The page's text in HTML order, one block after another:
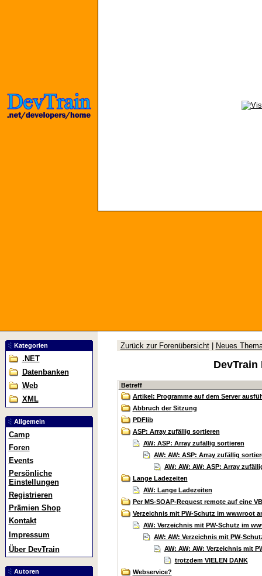
Kategorien
.NET
Datenbanken
Web
XML
Allgemein
Camp
Foren
Events
Persönliche
Einstellungen
Registrieren
Prämien Shop
Kontakt
Impressum
Über DevTrain
Autoren
Zurück zur Forenübersicht| Neues
Betreff
Artikel: Programme auf dem Server
Abbruch der Sitzung
PDFlib
ASP: Array zufällig sortieren
AW: ASP: Array zufällig sortieren
AW: AW: ASP: Array zufällig
AW: AW: AW: ASP: Array
Lange Ladezeiten
AW: Lange Ladezeiten
Per MS-SOAP-Request remote auf eine
Verzeichnis mit PW-Schutz im wwwroot
AW: Verzeichnis mit PW-Schutz im
AW: AW: Verzeichnis mit PW-
AW: AW: AW: Verzeichnis mit
trotzdem VIELEN DANK
Webservice?